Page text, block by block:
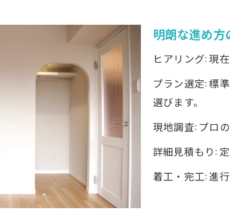
暮らし方に合わせたリノベーション
アフターサービスの確認
価格だけで選ばないための5項目
まとめ：賢い定額制活用で後悔のな
明朗な進め方
ヒアリング: 現
プラン選定: 標
選びます。
現地調査: プロ
詳細見積もり:
着工・完工: 進